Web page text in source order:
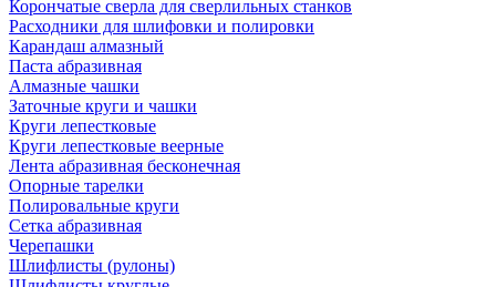
Корончатые сверла для сверлильных станков
Расходники для шлифовки и полировки
Карандаш алмазный
Паста абразивная
Алмазные чашки
Заточные круги и чашки
Круги лепестковые
Круги лепестковые веерные
Лента абразивная бесконечная
Опорные тарелки
Полировальные круги
Сетка абразивная
Черепашки
Шлифлисты (рулоны)